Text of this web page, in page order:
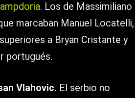
Los de Massimiliano
marcaban Manuel Locatelli,
a Bryan Cristante y
portugués.
Vlahovic. El serbio no